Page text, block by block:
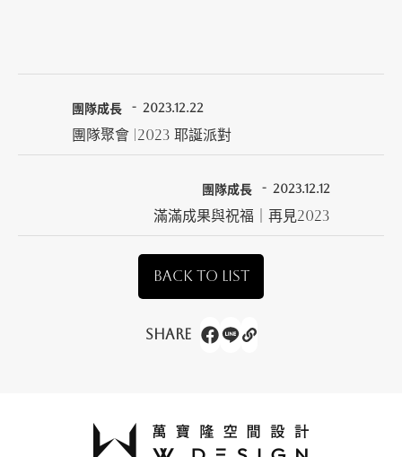
團隊成長 2023.12.22
團隊聚會 |2023 耶誕派對
團隊成長 2023.12.12
滿滿成果與祝福｜再見2023
BACK TO LIST
Share